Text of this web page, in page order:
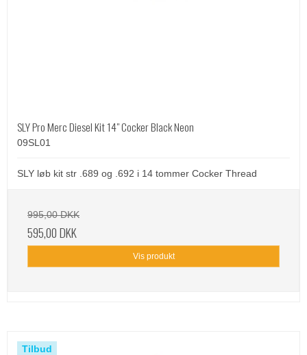
SLY Pro Merc Diesel Kit 14" Cocker Black Neon
09SL01
SLY løb kit str .689 og .692 i 14 tommer Cocker Thread
995,00 DKK
595,00 DKK
Vis produkt
Tilbud